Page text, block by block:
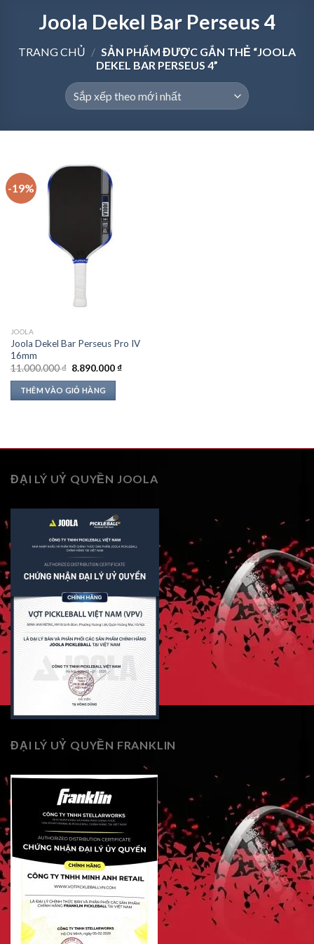
Joola Dekel Bar Perseus 4
TRANG CHỦ / SẢN PHẨM ĐƯỢC GẮN THẺ “JOOLA
DEKEL BAR PERSEUS 4”
-19%
JOOLA
Joola Dekel Bar Perseus Pro IV
16mm
11.000.000₫ Giá
là:
11.000.000 ₫.
8.890.000₫Giá
THÊM VÀO GIỎ HÀNG
ĐẠI LÝ UỶ QUYỀN JOOLA
ĐẠI LÝ UỶ QUYỀN FRANKLIN